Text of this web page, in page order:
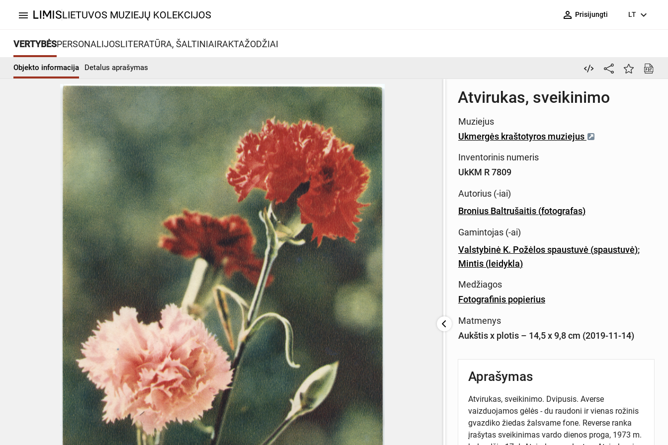
menu LIETUVOS MUZIEJŲ KOLEKCIJOS person_outline Prisijungti LT expand_more
VERTYBĖSPERSONALIJOSLITERATŪRA, ŠALTINIAIRAKTAŽODŽIAI
Objekto informacija Detalus aprašymas
Atvirukas, sveikinimo
Muziejus
Ukmergės kraštotyros muziejus
Inventorinis numeris
UkKM R 7809
Autorius (-iai)
Bronius Baltrušaitis (fotografas)
Gamintojas (-ai)
Valstybinė K. Požėlos spaustuvė (spaustuvė);
Mintis (leidykla)
Medžiagos
Fotografinis popierius
Matmenys
Aukštis x plotis – 14,5 x 9,8 cm (2019-11-14)
Aprašymas
Atvirukas, sveikinimo. Dvipusis. Averse
vaizduojamos gėlės - du raudoni ir vienas rožinis
gvazdiko žiedas žalsvame fone. Reverse ranka
įrašytas sveikinimas vardo dienos proga, 1973 m.